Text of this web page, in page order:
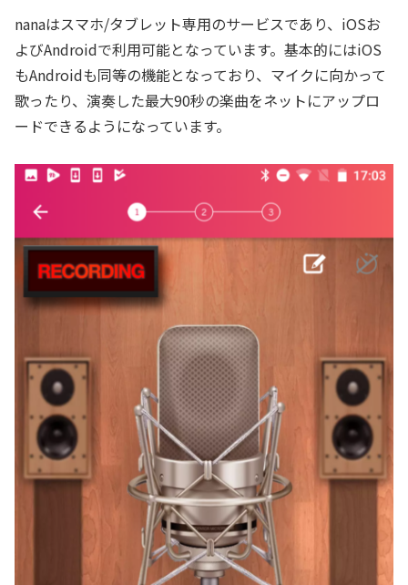
nanaはスマホ/タブレット専用のサービスであり、iOSお
よびAndroidで利用可能となっています。基本的にはiOS
もAndroidも同等の機能となっており、マイクに向かって
歌ったり、演奏した最大90秒の楽曲をネットにアップロ
ードできるようになっています。